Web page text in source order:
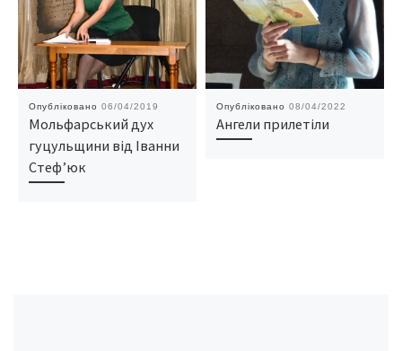
Опубліковано 06/04/2019
Мольфарський дух
гуцульщини від Іванни
Стеф’юк
Опубліковано 08/04/2022
Ангели прилетіли